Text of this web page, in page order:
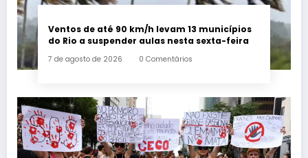
Ventos de até 90 km/h levam 13 municípios
do Rio a suspender aulas nesta sexta-feira
7 de agosto de 2026 0 Comentários